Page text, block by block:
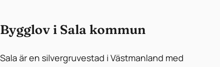
Bygglov i Sala kommun
Sala är en silvergruvestad i Västmanland med